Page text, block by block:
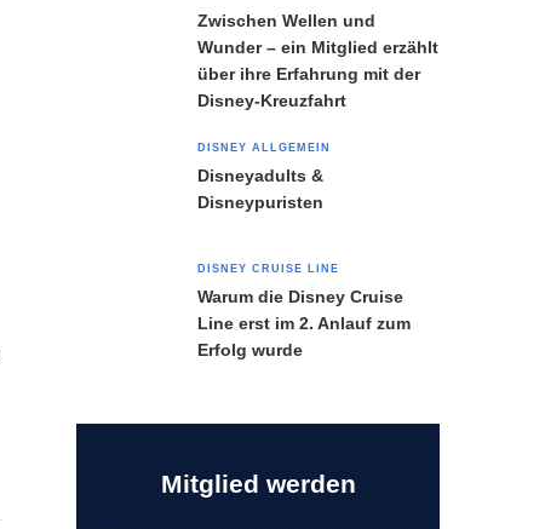
Zwischen Wellen und
Wunder – ein Mitglied erzählt
über ihre Erfahrung mit der
Disney-Kreuzfahrt
DISNEY ALLGEMEIN
Disneyadults &
Disneypuristen
DISNEY CRUISE LINE
Warum die Disney Cruise
Line erst im 2. Anlauf zum
Erfolg wurde
Mitglied werden